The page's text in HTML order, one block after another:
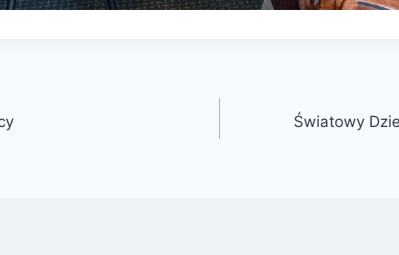
Światowy